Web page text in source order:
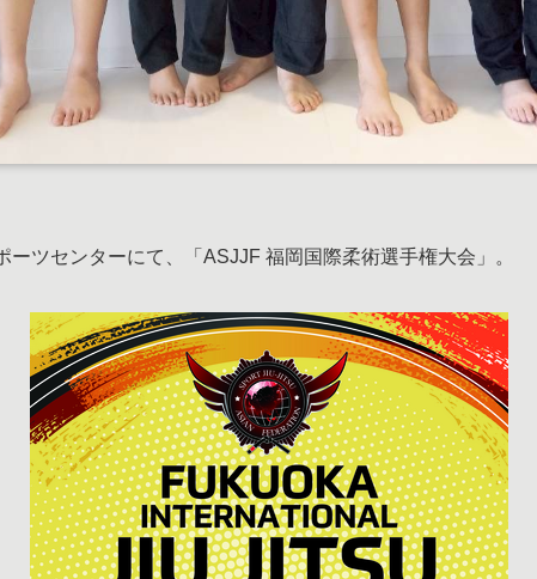
ツセンターにて、「ASJJF 福岡国際柔術選手権大会」。